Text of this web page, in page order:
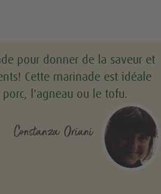
pour donner de la saveur et
Cette marinade est idéale
l'agneau ou le tofu.
Constanza Oriani